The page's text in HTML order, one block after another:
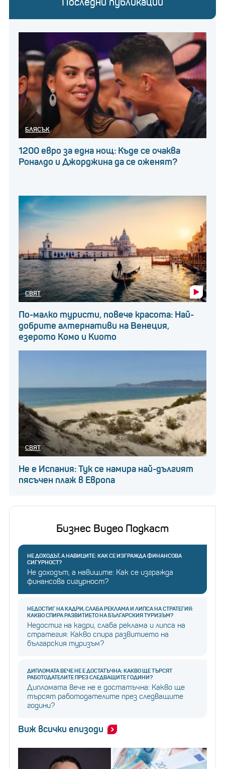
БЛЯСЪК
1200 евро за една нощ: Къде се очаква
Роналдо и Джорджина да се оженят?
СВЯТ
По-малко туристи, повече красота: Най-
добрите алтернативи на Венеция,
езерото Комо и Киото
СВЯТ
Не е Испания: Тук се намира най-дългият
пясъчен плаж в Европа
Бизнес Видео Подкаст
НЕ ДОХОДЪТ, А НАВИЦИТЕ: КАК СЕ ИЗГРАЖДА ФИНАНСОВА
СИГУРНОСТ?
Не доходът, а навиците: Как се изгражда
финансова сигурност?
НЕДОСТИГ НА КАДРИ, СЛАБА РЕКЛАМА И ЛИПСА НА СТРАТЕГИЯ:
КАКВО СПИРА РАЗВИТИЕТО НА БЪЛГАРСКИЯ ТУРИЗЪМ?
Недостиг на кадри, слаба реклама и липса на
стратегия: Какво спира развитието на
българския туризъм?
ДИПЛОМАТА ВЕЧЕ НЕ Е ДОСТАТЪЧНА: КАКВО ЩЕ ТЪРСЯТ
РАБОТОДАТЕЛИТЕ ПРЕЗ СЛЕДВАЩИТЕ ГОДИНИ?
Дипломата вече не е достатъчна: Какво ще
търсят работодателите през следващите
години?
Виж всички епизоди